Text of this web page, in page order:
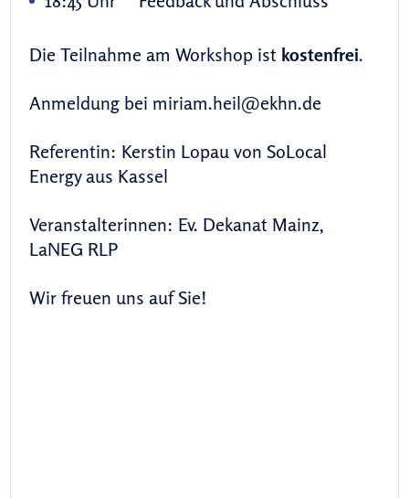
Die Teilnahme am Workshop ist kostenfrei.
Anmeldung bei miriam.heil@ekhn.de
Referentin: Kerstin Lopau von SoLocal
Energy aus Kassel
Veranstalterinnen: Ev. Dekanat Mainz,
LaNEG RLP
Wir freuen uns auf Sie!